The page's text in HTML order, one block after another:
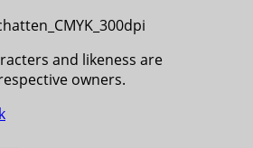
and likeness are
owners.